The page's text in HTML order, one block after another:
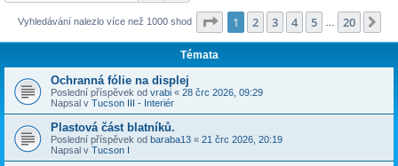
Vyhledávání nalezlo více než 1000 shod Stránka z 20
1 2 3 4 5 20
Témata
Ochranná fólie na displej
Poslední příspěvek od vrabi « 28 črc 2026, 09:29
Napsal v Tucson III - Interiér
Plastová část blatníků.
Poslední příspěvek od baraba13 « 21 črc 2026, 20:19
Napsal v Tucson I